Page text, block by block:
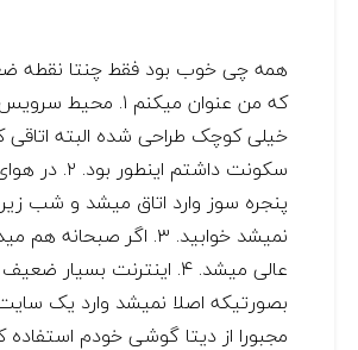
همه چی خوب بود فقط چنتا نقطه
که من عنوان میکنم ۱.
خیلی کوچک طراحی شده البته
سکونت داشتم اینطور
پنجره سوز وارد اتاق میشد و شب
نمیشد خوابید. ۳. اگر
عالی میشد. ۴. اینترنت بسیار
بصورتیکه اصلا نمیشد وارد یک
مجبورا از دیتا گوشی خودم استفاده